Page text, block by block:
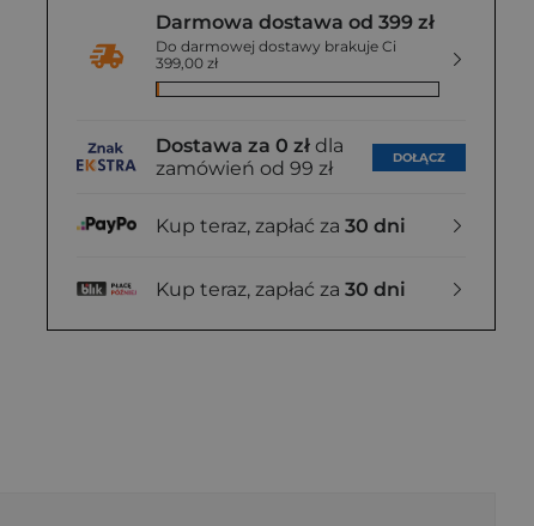
Darmowa dostawa od 399 zł
Do darmowej dostawy brakuje Ci
399,00 zł
Dostawa za 0 zł dla
zamówień od 99 zł
DOŁĄCZ
Kup teraz, zapłać za 30 dni
Kup teraz, zapłać za 30 dni